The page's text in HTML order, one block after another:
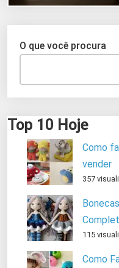
O que você procura
Top 10 Hoje
Como
vender
357
115
Como